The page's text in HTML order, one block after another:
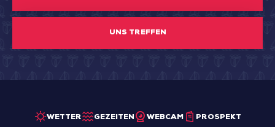
UNS TREFFEN
WETTER GEZEITEN WEBCAM PROSPEKT